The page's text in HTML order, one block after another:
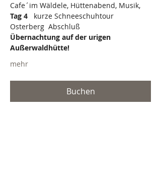
Cafe´im Wäldele, Hüttenabend, Musik,
Tag 4 kurze Schneeschuhtour
Osterberg  Abschluß
Übernachtung auf der urigen
Außerwaldhütte!
mehr
Buchen